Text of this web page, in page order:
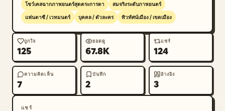
โชว์เคสฉากภาพยนตร์สุดตระการตา สมจริงระดับภาพยนตร์
แฟนตาซี / เวทมนตร์ บุคคล / ตัวละคร ทิวทัศน์เมือง / เขตเมือง
ถูกใจ
125
ยอดดู
67.8K
แชร์
124
ความคิดเห็น
7
บันทึก
2
อ้างอิง
3
แชร์